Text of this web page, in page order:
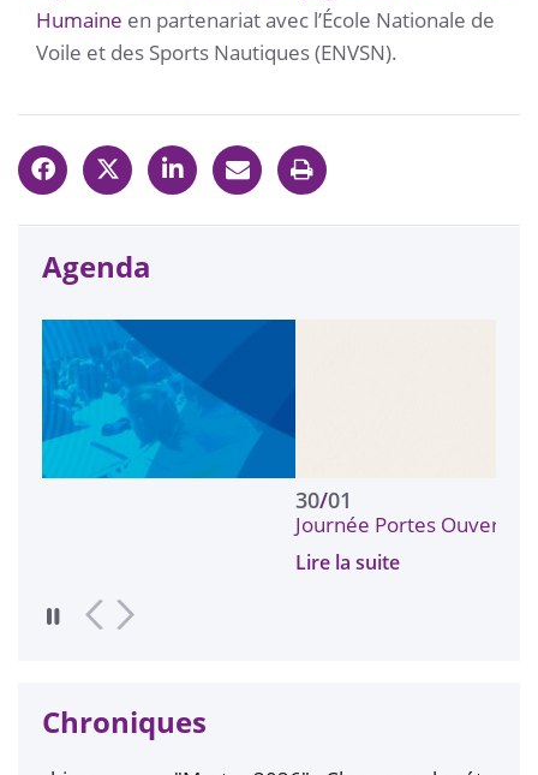
Humaine en partenariat avec l’École Nationale de
Voile et des Sports Nautiques (ENVSN).
Agenda
Journée Portes Ouvertes 2027
Chroniques